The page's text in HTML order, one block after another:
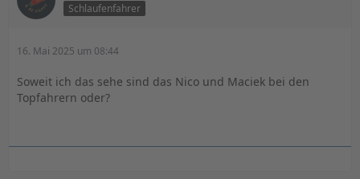
Schlaufenfahrer
16. Mai 2025 um 08:44
Soweit ich das sehe sind das Nico und Maciek bei den
Topfahrern oder?